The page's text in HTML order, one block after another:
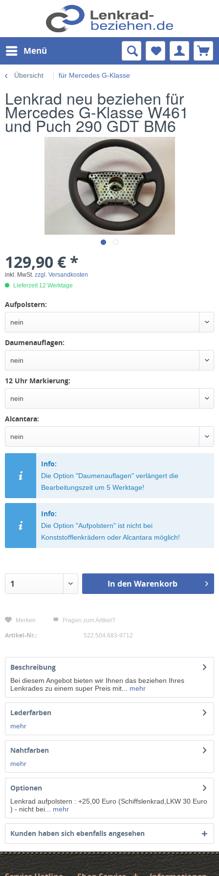
Menü
Übersicht für Mercedes G-Klasse
Lenkrad neu beziehen für
Mercedes G-Klasse W461
und Puch 290 GDT BM6
129,90 € *
inkl. MwSt. zzgl. Versandkosten
Lieferzeit 12 Werktage
Aufpolstern:
Daumenauflagen:
12 Uhr Markierung:
Alcantara:
Info:
Die Option "Daumenauflagen" verlängert die
Bearbeitungszeit um 5 Werktage!
Info:
Die Option "Aufpolstern" ist nicht bei
Konststofflenkrädern oder Alcantara möglich!
In den Warenkorb
Fragen zum Artikel?
Merken
Artikel-Nr.: 522.504.683-9712
Beschreibung
Bei diesem Angebot bieten wir Ihnen das beziehen Ihres
Lenkrades zu einem super Preis mit...
mehr
Lederfarben
mehr
Nahtfarben
mehr
Optionen
Lenkrad aufpolstern : +25,00 Euro (Schiffslenkrad,LKW 30 Euro
) - nicht bei...
mehr
Kunden haben sich ebenfalls angesehen